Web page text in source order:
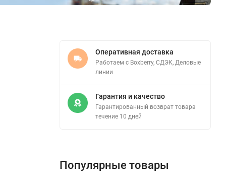
Оперативная доставка
Работаем с Boxberry, СДЭК, Деловые
линии
Гарантия и качество
Гарантированный возврат товара
течение 10 дней
Популярные товары